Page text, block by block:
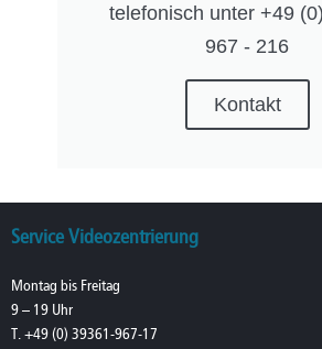
telefonisch unter +49
967 - 216
Kontakt
Service Videozentrierung
Montag bis Freitag
9 – 19 Uhr
T. +49 (0) 39361-967-17